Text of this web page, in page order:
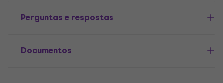
Perguntas e respostas
Documentos